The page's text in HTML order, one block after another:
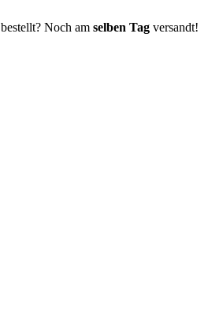
bestellt? Noch am selben Tag versandt!